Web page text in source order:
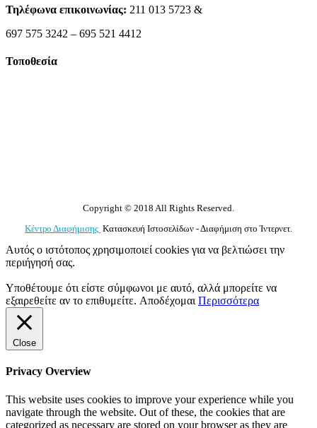
Τηλέφωνα επικοινωνίας: 211 013 5723 &
697 575 3242 – 695 521 4412
Τοποθεσία
Copyright © 2018 All Rights Reserved.
Κέντρο Διαφήμισης Κατασκευή Ιστοσελίδων - Διαφήμιση στο Ίντερνετ.
Αυτός ο ιστότοπος χρησιμοποιεί cookies για να βελτιώσει την
περιήγησή σας.
Υποθέτουμε ότι είστε σύμφωνοι με αυτό, αλλά μπορείτε να
εξαιρεθείτε αν το επιθυμείτε. Αποδέχομαι Περισσότερα
Close
Privacy Overview
This website uses cookies to improve your experience while you
navigate through the website. Out of these, the cookies that are
categorized as necessary are stored on your browser as they are